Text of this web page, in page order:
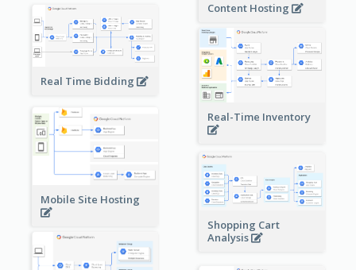
Content Hosting
Real Time Bidding
Real-Time Inventory
Mobile Site Hosting
Shopping Cart
Analysis